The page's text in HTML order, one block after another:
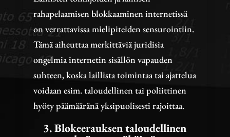
rahapelaamisen blokkaaminen internetissä
on verrattavissa mielipiteiden sensurointiin.
Tämä aiheuttaa merkittäviä juridisia
ongelmia internetin sisällön vapauden
suhteen, koska laillista toimintaa tai ajattelua
voidaan esim. taloudellinen tai poliittinen
hyöty päämääränä yksipuolisesti rajoittaa.
3. Blokeerauksen taloudellinen